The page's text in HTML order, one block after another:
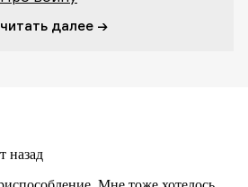
читать далее →